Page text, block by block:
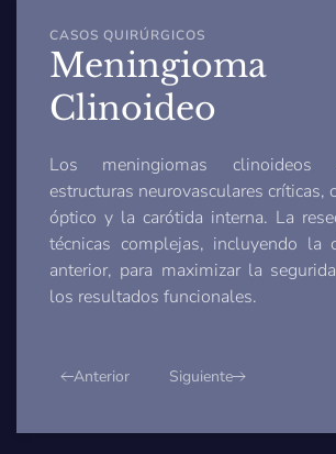
CASOS QUIRÚRGICOS
Meningioma
Clinoideo
Los meningiomas clinoideos
estructuras neurovasculares críticas,
óptico y la carótida interna. La
técnicas complejas, incluyendo la
anterior, para maximizar la
los resultados funcionales.
Anterior Siguiente